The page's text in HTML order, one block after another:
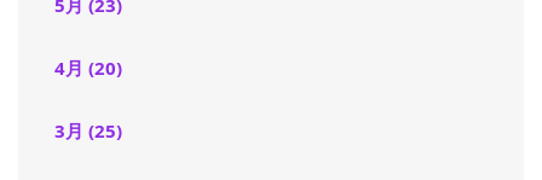
5月 (23)
4月 (20)
3月 (25)